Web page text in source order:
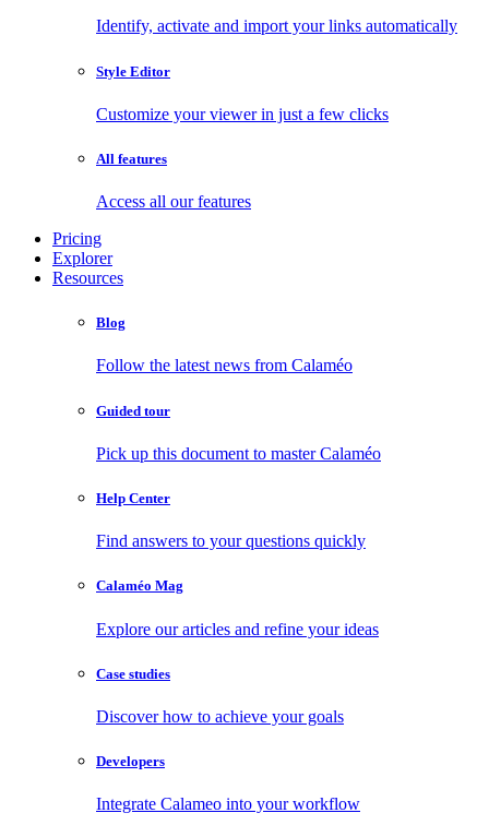
Identify, activate and import your links automatically
Style Editor
Customize your viewer in just a few clicks
All features
Access all our features
Pricing
Explorer
Resources
Blog
Follow the latest news from Calaméo
Guided tour
Pick up this document to master Calaméo
Help Center
Find answers to your questions quickly
Calaméo Mag
Explore our articles and refine your ideas
Case studies
Discover how to achieve your goals
Developers
Integrate Calameo into your workflow